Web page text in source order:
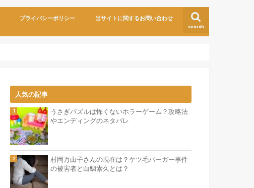
search
プライバシーポリシー 当サイトに関するお問い合わせ
人気の記事
うさぎパズルは怖くないホラーゲーム？攻略法
やエンディングのネタバレ
村岡万由子さんの現在は？ケツ毛バーガー事件
の被害者と白鯛素久とは？